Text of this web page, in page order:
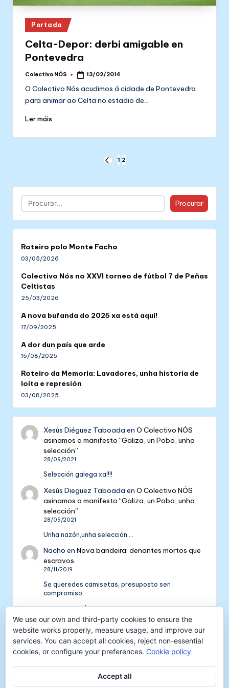
Posted
in
Portada
Celta-Depor: derbi amigable en
Pontevedra
Posted
Colectivo NÓS 13/02/2014
O Colectivo Nós acudimos á cidade de Pontevedra
para animar ao Celta no estadio de…
Ler máis
de
entradas
PREVIOUS
1 2
Buscar Procurar
Roteiro polo Monte Facho
03/05/2026
Colectivo Nós no XXVI torneo de fútbol 7 de Peñas
Celtistas
25/03/2026
A nova bufanda do 2025 xa está aquí!
17/09/2025
A dor dun país que arde
15/08/2025
Roteiro da Memoria: Lavadores, unha historia de
loita e represión
03/08/2025
Xesús Diéguez Taboada enO Colectivo NÓS
asinamos o manifesto “Galiza, un Pobo, unha
selección”
28/09/2021
Selección galega xa!!!!
Xesús Dieguez Taboada enO Colectivo NÓS
asinamos o manifesto “Galiza, un Pobo, unha
selección”
28/09/2021
Unha nazón,unha selección....
Nacho enNova bandeira: denantes mortos que
escravos.
28/11/2019
Se queredes camisetas, presuposto sen
compromiso
Colectivo NÓS: 5 anos de galeguismo e celtismo
| Colectivo NósenV Aniversario do Colectivo
NÓS
16/09/2018
[…] mil tempadas máis. E por iso convidámosvos a
We use our own and third-party cookies to ensure the
website works properly, measure usage, and improve our
services. You can accept all cookies, reject non-essential
cookies, or configure your preferences. Cookie policy
Accept all